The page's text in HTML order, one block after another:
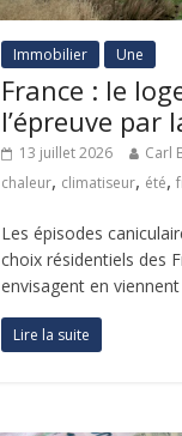
Immobilier Une
France : le
l’épreuve par
13 juillet 2026 Carl
chaleur, climatiseur, été,
Les épisodes
choix résidentiels des
envisagent en
Lire la suite